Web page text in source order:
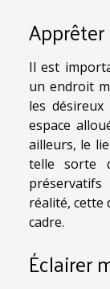
Il est
un endroit
les
espace
ailleurs, le
telle sorte
réalité, cette
cadre.
Éclairer